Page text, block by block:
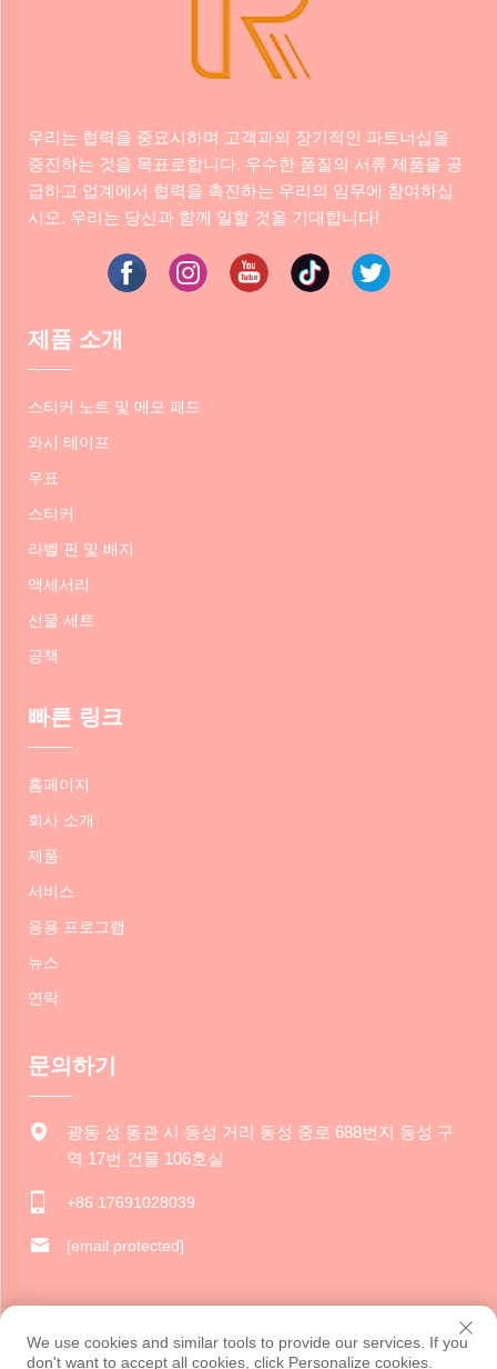
우리는 협력을 중요시하며 고객과의 장기적인 파트너십을
증진하는 것을 목표로합니다. 우수한 품질의 서류 제품을 공
급하고 업계에서 협력을 촉진하는 우리의 임무에 참여하십
시오. 우리는 당신과 함께 일할 것을 기대합니다!
제품 소개
스티커 노트 및 메모 패드
와시 테이프
우표
스티커
라벨 핀 및 배지
액세서리
선물 세트
공책
빠른 링크
홈페이지
회사 소개
제품
서비스
응용 프로그램
뉴스
연락
문의하기
광동 성 동관 시 동성 거리 동성 중로 688번지 동성 구
역 17번 건물 106호실
+86 17691028039
[email protected]
저작권 © 2024 동관 자루이 문화 창의력 유한 회사. 모든 권리 보유.
개인정보 보호정책
We use cookies and similar tools to provide our services. If you
don't want to accept all cookies, click Personalize cookies.